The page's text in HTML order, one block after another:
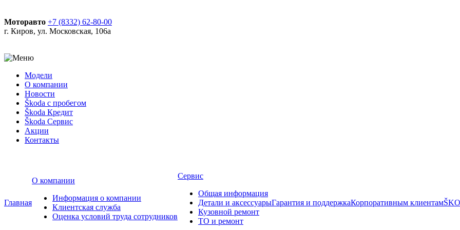
Моторавто +7 (8332) 62-80-00
г. Киров, ул. Московская, 106а
Модели
О компании
Новости
Škoda с пробегом
Škoda Кредит
Škoda Сервис
Акции
Контакты
Главная
О компании
Информация о компании
Клиентская служба
Оценка условий труда сотрудников
Сервис
Общая информация
Детали и аксессуары
Кузовной ремонт
ТО и ремонт
Гарантия и поддержкаКорпоративным клиентам